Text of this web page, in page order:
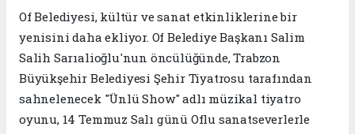
Of Belediyesi, kültür ve sanat etkinliklerine bir
yenisini daha ekliyor. Of Belediye Başkanı Salim
Salih Sarıalioğlu'nun öncülüğünde, Trabzon
Büyükşehir Belediyesi Şehir Tiyatrosu tarafından
sahnelenecek "Ünlü Show" adlı müzikal tiyatro
oyunu, 14 Temmuz Salı günü Oflu sanatseverlerle